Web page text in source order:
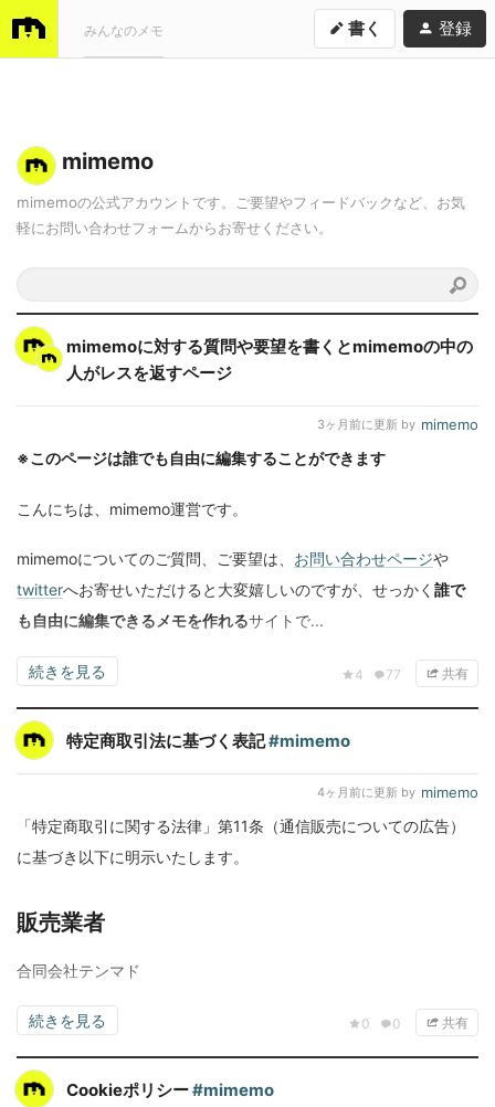
みんなのメモ 書く 登録
mimemo
mimemoの公式アカウントです。ご要望やフィードバックなど、お気
軽にお問い合わせフォームからお寄せください。
mimemoに対する質問や要望を書くとmimemoの中の
人がレスを返すページ
3ヶ月前に更新 by mimemo
4 77 共有
※このページは誰でも自由に編集することができます
こんにちは、mimemo運営です。
mimemoについてのご質問、ご要望は、 お問い合わせページや
twitterへお寄せいただけると大変嬉しいのですが、せっかく 誰で
も自由に編集できるメモを作れるサイトで...
続きを見る
特定商取引法に基づく表記#mimemo
4ヶ月前に更新 by mimemo
0 0 共有
「特定商取引に関する法律」第11条（通信販売についての広告）
に基づき以下に明示いたします。
販売業者
合同会社テンマド
続きを見る
Cookieポリシー#mimemo